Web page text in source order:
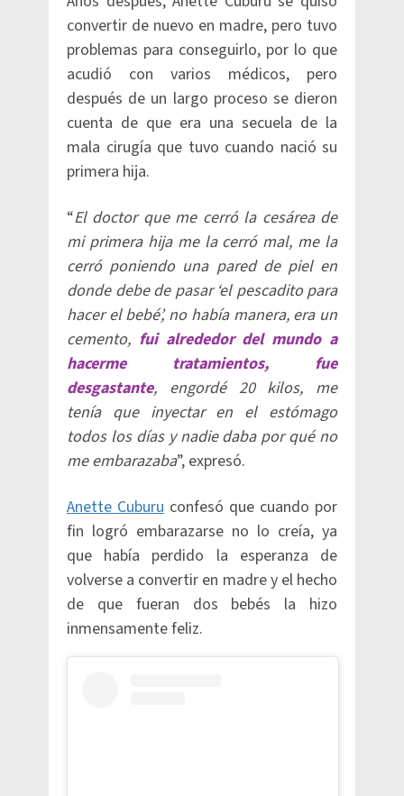
convertir de nuevo en madre, pero tuvo
problemas para conseguirlo, por lo que
acudió con varios médicos, pero
después de un largo proceso se dieron
cuenta de que era una secuela de la
mala cirugía que tuvo cuando nació su
primera hija.
“El doctor que me cerró la cesárea de
mi primera hija me la cerró mal, me la
cerró poniendo una pared de piel en
donde debe de pasar ‘el pescadito para
hacer el bebé’, no había manera, era un
cemento, fui alrededor del mundo a
hacerme tratamientos, fue
desgastante, engordé 20 kilos, me
tenía que inyectar en el estómago
todos los días y nadie daba por qué no
me embarazaba”, expresó.
Anette Cuburu confesó que cuando por
fin logró embarazarse no lo creía, ya
que había perdido la esperanza de
volverse a convertir en madre y el hecho
de que fueran dos bebés la hizo
inmensamente feliz.